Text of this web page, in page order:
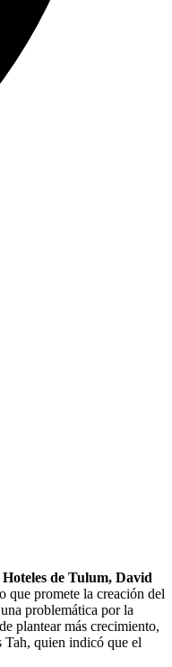
de Tulum, David
que promete la creación del
problemática por la
plantear más crecimiento,
quien indicó que el